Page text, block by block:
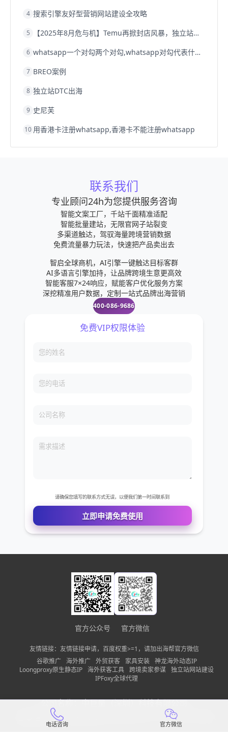
4 搜索引擎友好型营销网站建设全攻略
5 【2025年8月危与机】Temu再掀封店风暴，独立站才是跨境卖家的避险通道
6 whatsapp一个对勾两个对勾,whatsapp对勾代表什么意思
7 BREO案例
8 独立站DTC出海
9 史尼芙
10 用香港卡注册whatsapp,香港卡不能注册whatsapp
联系我们
专业顾问24h为您提供服务咨询
智能文案工厂，千站千面精准适配
智能批量建站，无限官网子站裂变
多渠道触达，驾驭海量跨境营销数据
免费流量暴力玩法，快速把产品卖出去
智启全球商机，AI引擎一键触达目标客群
AI多语言引擎加持，让品牌跨境生意更高效
智能客服7×24响应，赋能客户优化服务方案
深挖精准用户数据，定制一站式品牌出海营销
400-086-9686
立即申请免费使用
官方公众号 官方微信
友情链接：友情链接申请，百度权重>=1，请加出海帮官方微信
谷歌推广
海外推广 外贸获客 家具安装
神龙海外动态IP
Loongproxy原生静态IP 海外获客工具 跨境卖家参谋 独立站网站建设
IPFoxy全球代理
公司名称：中巨量（深圳）科技有限公司
备案信息：粤ICP备2022150197号-13 隐私政策
电话咨询 官方微信